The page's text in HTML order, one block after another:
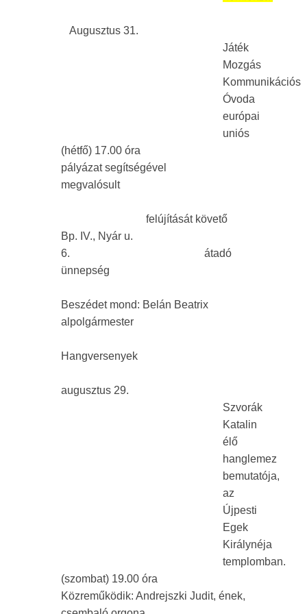
Augusztus 31.
Játék
Mozgás
Kommunikációs
Óvoda
európai
uniós
(hétfő) 17.00 óra
pályázat segítségével
megvalósult
felújítását követő
Bp. IV., Nyár u.
6. átadó
ünnepség
Beszédet mond: Belán Beatrix
alpolgármester
Hangversenyek
augusztus 29.
Szvorák
Katalin
élő
hanglemez
bemutatója,
az
Újpesti
Egek
Királynéja
templomban.
(szombat) 19.00 óra
Közreműködik: Andrejszki Judit, ének,